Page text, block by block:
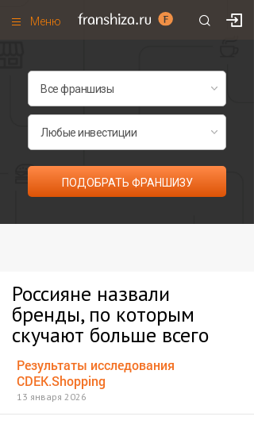
Меню
Франшизы по категориям
Рейтинг франшиз
Все франшизы списком
ПОДОБРАТЬ ФРАНШИЗУ
Россияне назвали
бренды, по которым
скучают больше всего
Результаты исследования
CDEK.Shopping
13 января 2026